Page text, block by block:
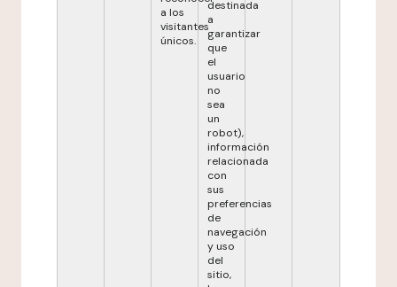
a los
visitantes
únicos.
destinada
a
garantizar
que
el
usuario
no
sea
un
robot),
información
relacionada
con
sus
preferencias
de
navegación
y uso
del
sitio,